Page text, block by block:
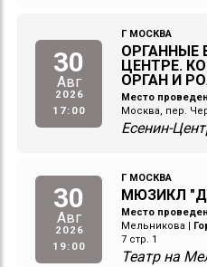
30
Авг
2026
17:00
Г МОСКВА
ОРГАННЫЕ
ЦЕНТРЕ.
ОРГАН И
Место
Москва, пер.
Есенин-
30
Авг
2026
19:00
Г МОСКВА
МЮЗИКЛ
Место
Мельникова
7 стр. 1
Театр на